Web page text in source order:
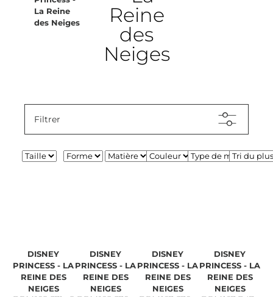
La Reine
des Neiges
Reine
des
Neiges
Filtrer
DISNEY
PRINCESS - LA
REINE DES
NEIGES
DISNEY
PRINCESS - LA
REINE DES
NEIGES
DISNEY
PRINCESS - LA
REINE DES
NEIGES
DISNEY
PRINCESS - LA
REINE DES
NEIGES